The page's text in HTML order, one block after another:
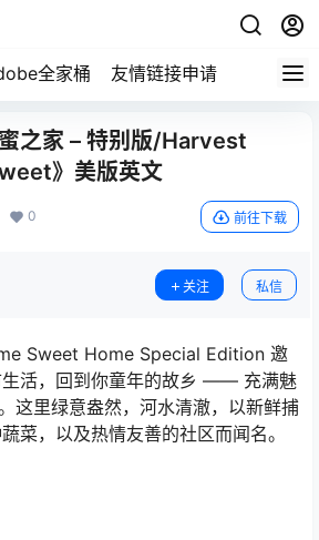
全家桶 友情链接申请
之家 – 特别版/Harvest
》美版英文
0 前往下载
关注 私信
Sweet Home Special Edition 邀
生活，回到你童年的故乡 —— 充满魅
这里绿意盎然，河水清澈，以新鲜捕
菜，以及热情友善的社区而闻名。